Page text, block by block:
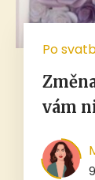
Po
vám